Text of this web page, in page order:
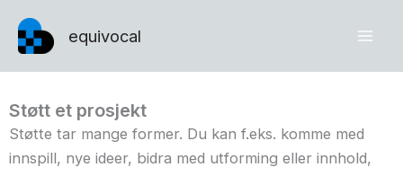
content
equivocal
Støtt et prosjekt
Støtte tar mange former. Du kan f.eks. komme med
innspill, nye ideer, bidra med utforming eller innhold,